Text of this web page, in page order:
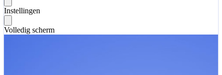
Instellingen
Volledig scherm